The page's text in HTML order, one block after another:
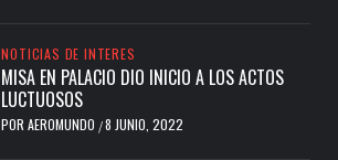
NOTICIAS DE INTERES
MISA EN PALACIO DIO INICIO A LOS ACTOS
LUCTUOSOS
POR AEROMUNDO /8 JUNIO, 2022